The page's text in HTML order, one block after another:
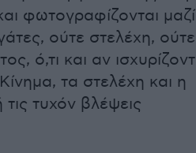
φωτογραφίζονται μαζί
ούτε στελέχη, ούτε
ό,τι και αν
τα στελέχη και η
τυχόν βλέψεις